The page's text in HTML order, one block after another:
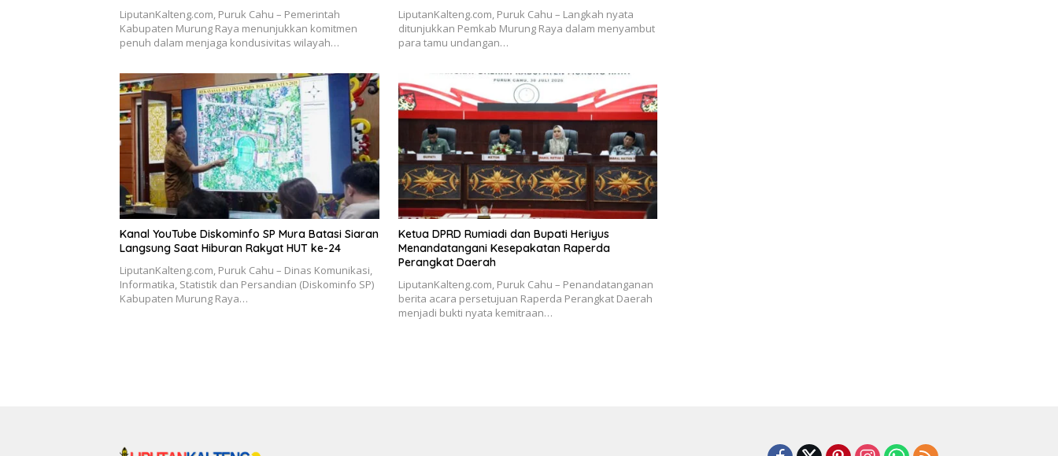
LiputanKalteng.com, Puruk Cahu – Pemerintah
Kabupaten Murung Raya menunjukkan komitmen
penuh dalam menjaga kondusivitas wilayah…
LiputanKalteng.com, Puruk Cahu – Langkah nyata
ditunjukkan Pemkab Murung Raya dalam menyambut
para tamu undangan…
Kanal YouTube Diskominfo SP Mura Batasi Siaran
Langsung Saat Hiburan Rakyat HUT ke-24
LiputanKalteng.com, Puruk Cahu – Dinas Komunikasi,
Informatika, Statistik dan Persandian (Diskominfo SP)
Kabupaten Murung Raya…
Ketua DPRD Rumiadi dan Bupati Heriyus
Menandatangani Kesepakatan Raperda
Perangkat Daerah
LiputanKalteng.com, Puruk Cahu – Penandatanganan
berita acara persetujuan Raperda Perangkat Daerah
menjadi bukti nyata kemitraan…